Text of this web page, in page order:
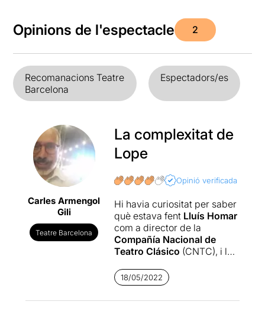
Opinions de l'espectacle 2
Recomanacions Teatre
Barcelona
Espectadors/es
Carles Armengol
Gili
Teatre Barcelona
La complexitat de
Lope
Opinió verificada
Hi havia curiositat per saber
què estava fent Lluís Homar
com a director de la
Compañía Nacional de
Teatro Clásico (CNTC), i la
estat més que satisfactori.
Per començar ens ha
acostat un text de Lope que
18/05/2022